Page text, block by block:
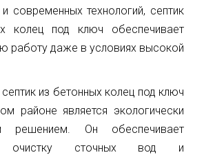
современных технологий, септик
колец под ключ обеспечивает
работу даже в условиях высокой
из бетонных колец под ключ
районе является экологически
решением. Он обеспечивает
очистку сточных вод и